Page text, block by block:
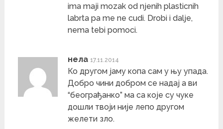
ima maji mozak od njenih plasticnih
labrta pa me ne cudi. Drobi i dalje,
nema tebi pomoci.
нела 17.11.2014
Ко другом јаму копа сам у њу упада.
Добро чини добром се надај а ви
“београђанко” ма са које су чуке
дошли твоји није лепо другом
желети зло.